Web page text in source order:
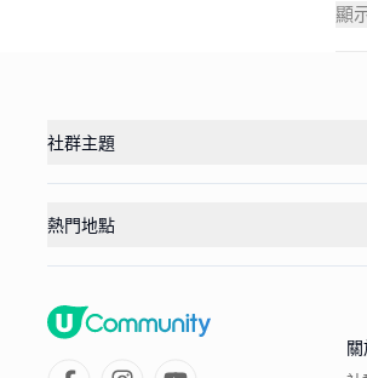
顯
社群主題
熱門地點